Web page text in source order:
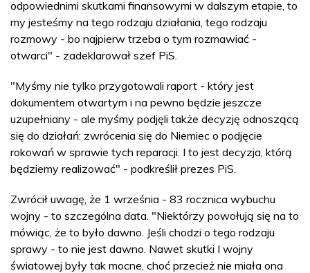
odpowiednimi skutkami finansowymi w dalszym etapie, to
my jesteśmy na tego rodzaju działania, tego rodzaju
rozmowy - bo najpierw trzeba o tym rozmawiać -
otwarci" - zadeklarował szef PiS.
"Myśmy nie tylko przygotowali raport - który jest
dokumentem otwartym i na pewno będzie jeszcze
uzupełniany - ale myśmy podjęli także decyzję odnoszącą
się do działań: zwrócenia się do Niemiec o podjęcie
rokowań w sprawie tych reparacji. I to jest decyzja, którą
będziemy realizować" - podkreślił prezes PiS.
Zwrócił uwagę, że 1 września - 83 rocznica wybuchu
wojny - to szczególna data. "Niektórzy powołują się na to
mówiąc, że to było dawno. Jeśli chodzi o tego rodzaju
sprawy - to nie jest dawno. Nawet skutki I wojny
światowej były tak mocne, choć przecież nie miała ona